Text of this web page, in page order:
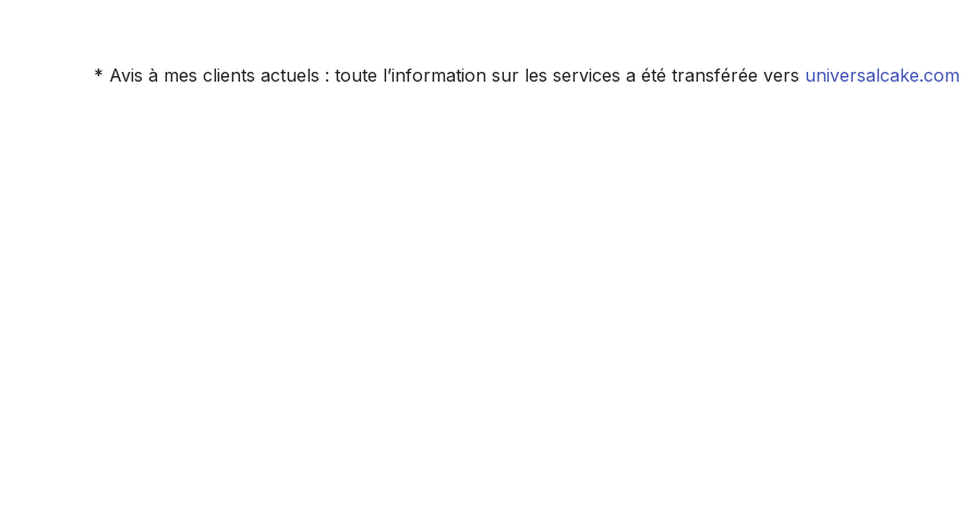
* Avis à mes clients actuels : toute l’information sur les services a été transférée vers universalcake.com